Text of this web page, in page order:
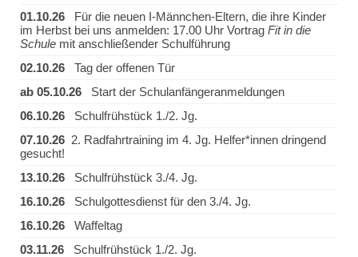
01.10.26 Für die neuen I-Männchen-Eltern, die ihre Kinder
im Herbst bei uns anmelden: 17.00 Uhr Vortrag Fit in die
Schule mit anschließender Schulführung
02.10.26 Tag der offenen Tür
ab 05.10.26 Start der Schulanfängeranmeldungen
06.10.26 Schulfrühstück 1./2. Jg.
07.10.26 2. Radfahrtraining im 4. Jg. Helfer*innen dringend
gesucht!
13.10.26 Schulfrühstück 3./4. Jg.
16.10.26 Schulgottesdienst für den 3./4. Jg.
16.10.26 Waffeltag
03.11.26 Schulfrühstück 1./2. Jg.